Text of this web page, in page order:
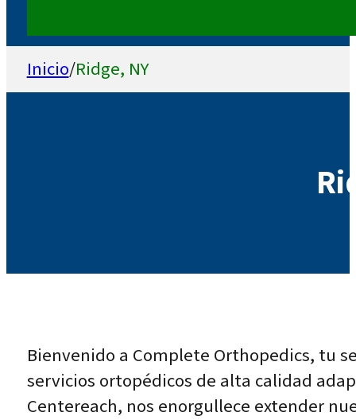
Inicio/Ridge, NY
Bienvenido a Complete Orthopedics, tu
servicios ortopédicos de alta calidad
Centereach, nos enorgullece extender